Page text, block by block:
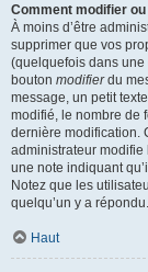
Comment modifier
À moins d’être
supprimer que vos
(quelquefois dans
bouton modifierdu
message, un petit
modifié, le nombre de
dernière modification.
administrateur
une note indiquant
Notez que les
quelqu’un y a répondu.
Haut